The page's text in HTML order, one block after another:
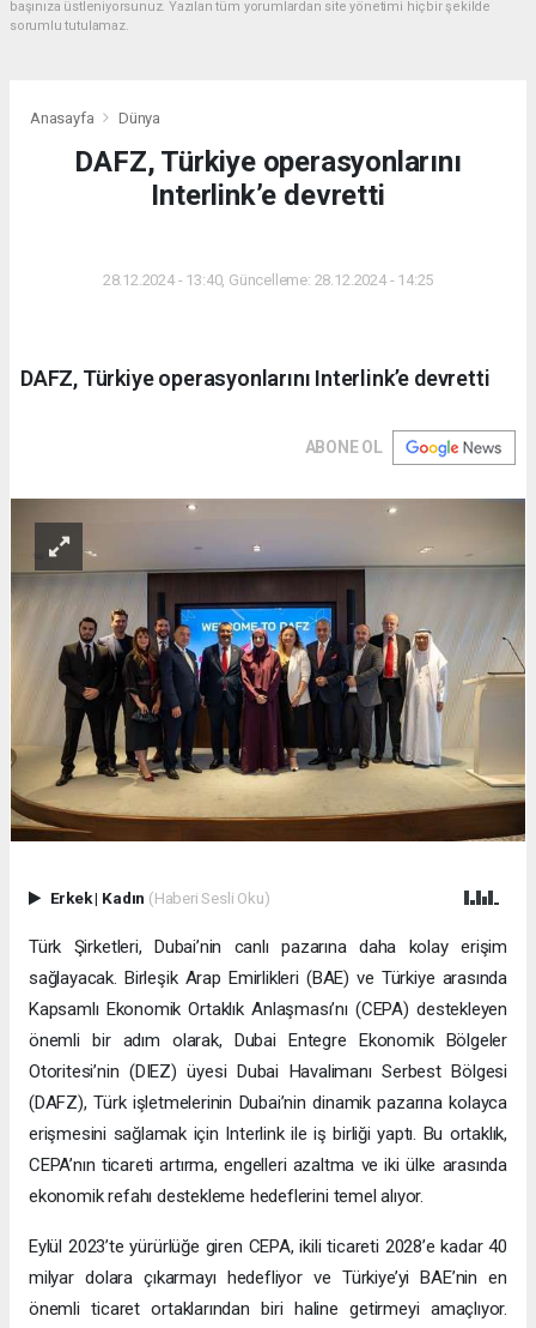
başınıza üstleniyorsunuz. Yazılan tüm yorumlardan site yönetimi hiçbir şekilde
sorumlu tutulamaz.
Anasayfa Dünya
DAFZ, Türkiye operasyonlarını
Interlink’e devretti
28.12.2024 - 13:40, Güncelleme: 28.12.2024 - 14:25
DAFZ, Türkiye operasyonlarını Interlink’e devretti
ABONE OL
Erkek| Kadın (Haberi Sesli Oku)
Türk Şirketleri, Dubai’nin canlı pazarına daha kolay erişim
sağlayacak. Birleşik Arap Emirlikleri (BAE) ve Türkiye arasında
Kapsamlı Ekonomik Ortaklık Anlaşması’nı (CEPA) destekleyen
önemli bir adım olarak, Dubai Entegre Ekonomik Bölgeler
Otoritesi’nin (DIEZ) üyesi Dubai Havalimanı Serbest Bölgesi
(DAFZ), Türk işletmelerinin Dubai’nin dinamik pazarına kolayca
erişmesini sağlamak için Interlink ile iş birliği yaptı. Bu ortaklık,
CEPA’nın ticareti artırma, engelleri azaltma ve iki ülke arasında
ekonomik refahı destekleme hedeflerini temel alıyor.
Eylül 2023’te yürürlüğe giren CEPA, ikili ticareti 2028’e kadar 40
milyar dolara çıkarmayı hedefliyor ve Türkiye’yi BAE’nin en
önemli ticaret ortaklarından biri haline getirmeyi amaçlıyor.